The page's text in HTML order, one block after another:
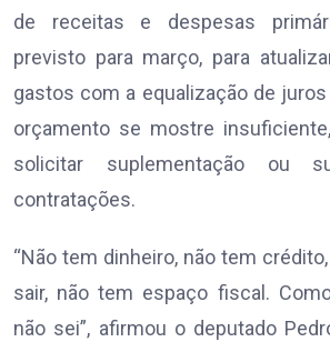
de receitas e despesas
previsto para março, para
gastos com a equalização de
orçamento se mostre
solicitar suplementação ou
contratações.
“Não tem dinheiro, não tem
sair, não tem espaço fiscal.
não sei”, afirmou o deputado